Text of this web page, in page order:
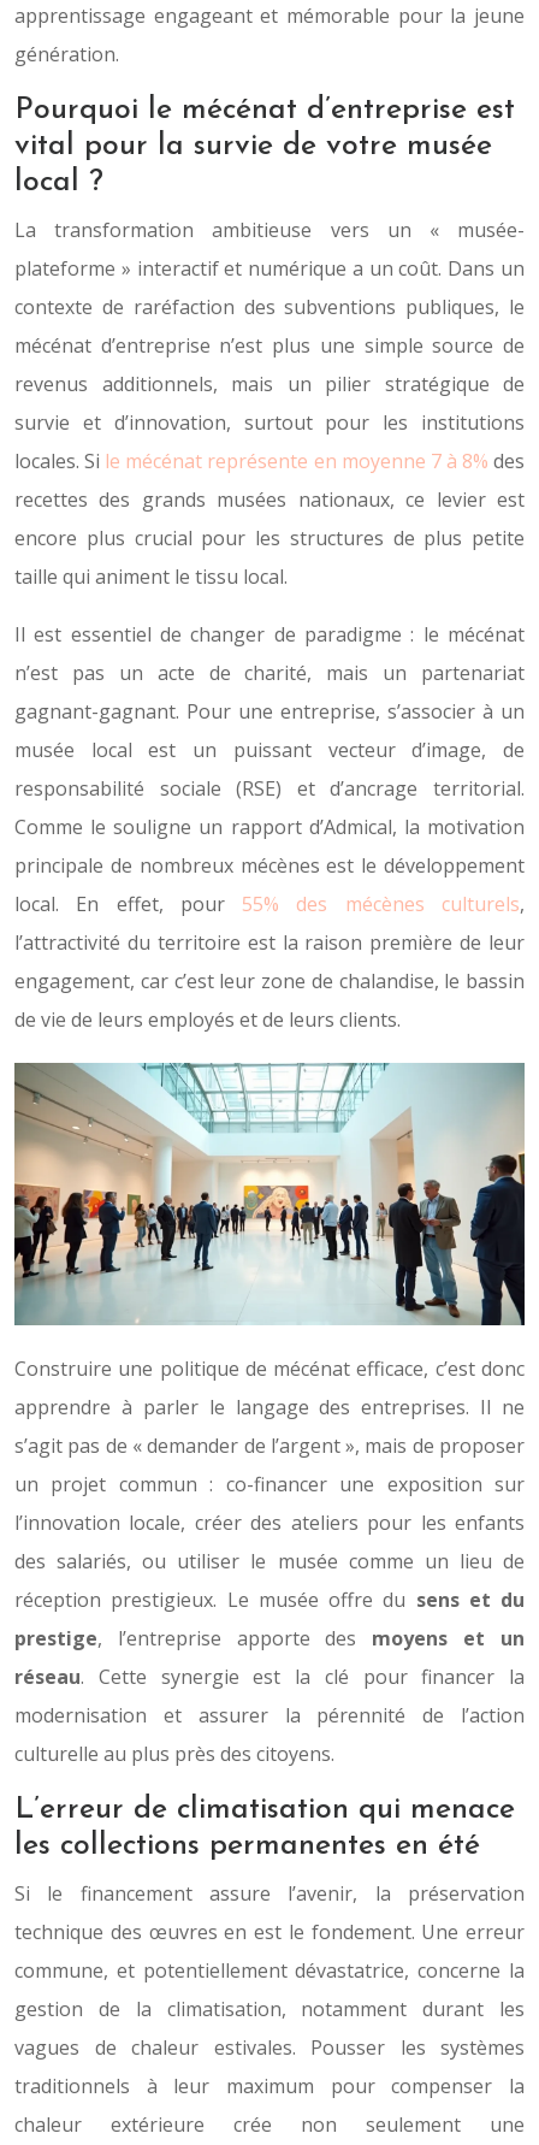
apprentissage engageant et mémorable pour la jeune
génération.
Pourquoi le mécénat d’entreprise est
vital pour la survie de votre musée
local ?
La transformation ambitieuse vers un « musée-
plateforme » interactif et numérique a un coût. Dans un
contexte de raréfaction des subventions publiques, le
mécénat d’entreprise n’est plus une simple source de
revenus additionnels, mais un pilier stratégique de
survie et d’innovation, surtout pour les institutions
locales. Si le mécénat représente en moyenne 7 à 8% des
recettes des grands musées nationaux, ce levier est
encore plus crucial pour les structures de plus petite
taille qui animent le tissu local.
Il est essentiel de changer de paradigme : le mécénat
n’est pas un acte de charité, mais un partenariat
gagnant-gagnant. Pour une entreprise, s’associer à un
musée local est un puissant vecteur d’image, de
responsabilité sociale (RSE) et d’ancrage territorial.
Comme le souligne un rapport d’Admical, la motivation
principale de nombreux mécènes est le développement
local. En effet, pour 55% des mécènes culturels,
l’attractivité du territoire est la raison première de leur
engagement, car c’est leur zone de chalandise, le bassin
de vie de leurs employés et de leurs clients.
Construire une politique de mécénat efficace, c’est donc
apprendre à parler le langage des entreprises. Il ne
s’agit pas de « demander de l’argent », mais de proposer
un projet commun : co-financer une exposition sur
l’innovation locale, créer des ateliers pour les enfants
des salariés, ou utiliser le musée comme un lieu de
réception prestigieux. Le musée offre du sens et du
prestige, l’entreprise apporte des moyens et un
réseau. Cette synergie est la clé pour financer la
modernisation et assurer la pérennité de l’action
culturelle au plus près des citoyens.
L’erreur de climatisation qui menace
les collections permanentes en été
Si le financement assure l’avenir, la préservation
technique des œuvres en est le fondement. Une erreur
commune, et potentiellement dévastatrice, concerne la
gestion de la climatisation, notamment durant les
vagues de chaleur estivales. Pousser les systèmes
traditionnels à leur maximum pour compenser la
chaleur extérieure crée non seulement une